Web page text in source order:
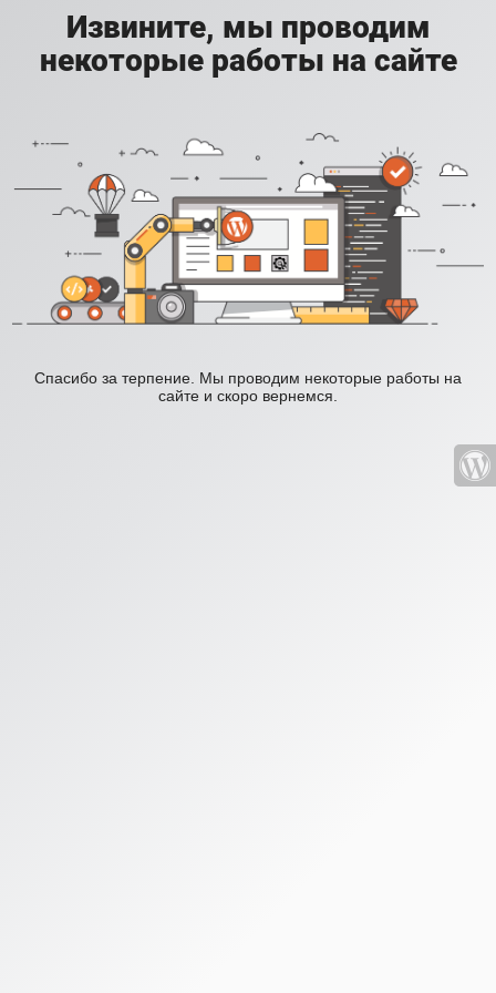
Извините, мы проводим
некоторые работы на сайте
Спасибо за терпение. Мы проводим некоторые работы на
сайте и скоро вернемся.